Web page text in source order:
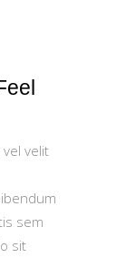
velit
sem
sit